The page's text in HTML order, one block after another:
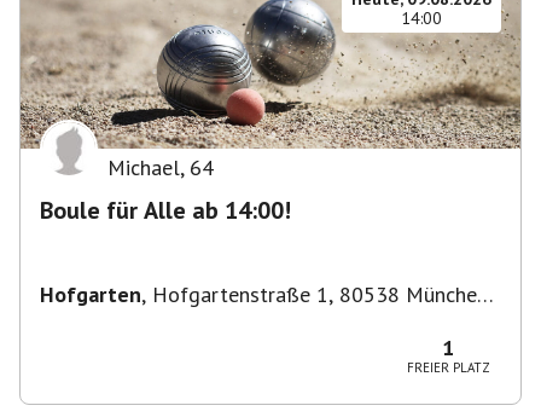
14:00
Michael, 64
Boule für Alle ab 14:00!
Hofgarten, Hofgartenstraße 1, 80538 München,
1
FREIER PLATZ